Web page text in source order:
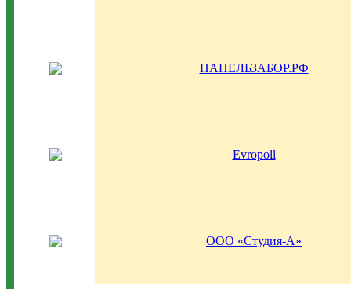
ПАНЕЛЬЗАБОР.РФ
Evropoll
ООО «Студия-А»